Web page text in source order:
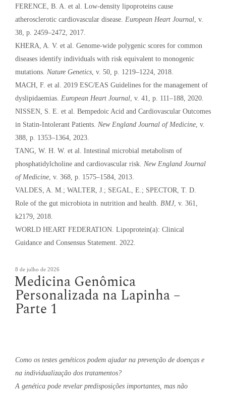
FERENCE, B. A. et al. Low-density lipoproteins cause
atherosclerotic cardiovascular disease. European Heart Journal, v.
38, p. 2459–2472, 2017.
KHERA, A. V. et al. Genome-wide polygenic scores for common
diseases identify individuals with risk equivalent to monogenic
mutations. Nature Genetics, v. 50, p. 1219–1224, 2018.
MACH, F. et al. 2019 ESC/EAS Guidelines for the management of
dyslipidaemias. European Heart Journal, v. 41, p. 111–188, 2020.
NISSEN, S. E. et al. Bempedoic Acid and Cardiovascular Outcomes
in Statin-Intolerant Patients. New England Journal of Medicine, v.
388, p. 1353–1364, 2023.
TANG, W. H. W. et al. Intestinal microbial metabolism of
phosphatidylcholine and cardiovascular risk. New England Journal
of Medicine, v. 368, p. 1575–1584, 2013.
VALDES, A. M.; WALTER, J.; SEGAL, E.; SPECTOR, T. D.
Role of the gut microbiota in nutrition and health. BMJ, v. 361,
k2179, 2018.
WORLD HEART FEDERATION. Lipoprotein(a): Clinical
Guidance and Consensus Statement. 2022.
Publicado
em
8 de julho de 2026
Medicina Genômica
Personalizada na Lapinha –
Parte 1
Como os testes genéticos podem ajudar na prevenção de doenças e
na individualização dos tratamentos?
A genética pode revelar predisposições importantes, mas não